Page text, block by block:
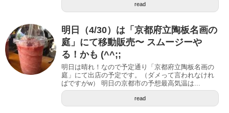
read
明日（4/30）は「京都府立陶板名画の
庭」にて移動販売〜 スムージーや
る！かも (^^;;
明日は晴れ！なので予定通り「京都府立陶板名画の
庭」にて出店の予定です。（ダメって言われなけれ
ばですがw） 明日の京都市の予想最高気温は...
read